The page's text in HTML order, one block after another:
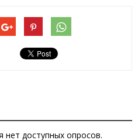
доступных опросов.